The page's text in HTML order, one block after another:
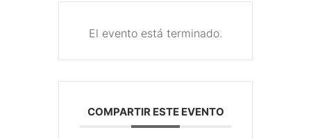
El evento está terminado.
COMPARTIR ESTE EVENTO